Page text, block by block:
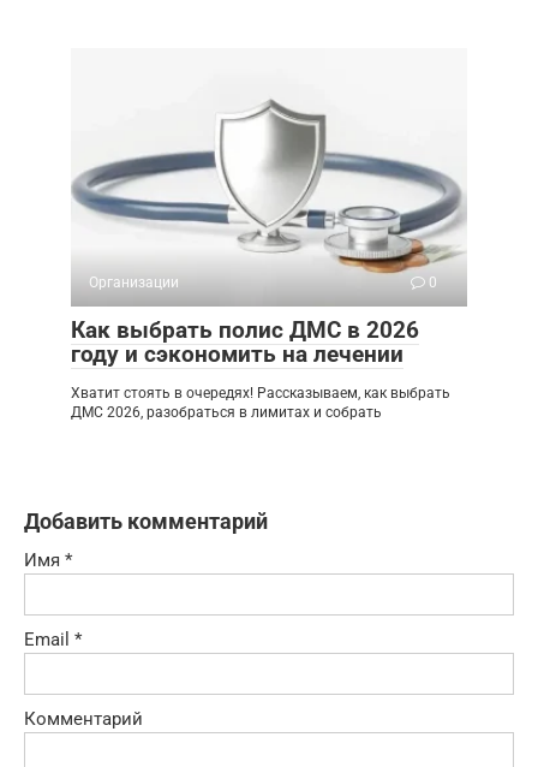
Организации 0
Как выбрать полис ДМС в 2026
году и сэкономить на лечении
Хватит стоять в очередях! Рассказываем, как выбрать
ДМС 2026, разобраться в лимитах и собрать
Добавить комментарий
Имя *
Email *
Комментарий